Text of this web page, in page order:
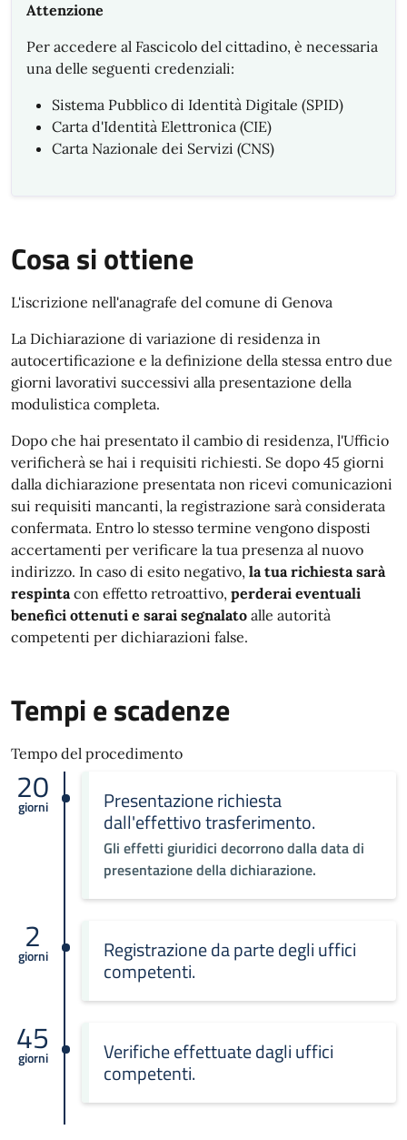
Attenzione
Per accedere al Fascicolo del cittadino, è necessaria
una delle seguenti credenziali:
Sistema Pubblico di Identità Digitale (SPID)
Carta d'Identità Elettronica (CIE)
Carta Nazionale dei Servizi (CNS)
Cosa si ottiene
L'iscrizione nell'anagrafe del comune di Genova
La Dichiarazione di variazione di residenza in
autocertificazione e la definizione della stessa entro due
giorni lavorativi successivi alla presentazione della
modulistica completa.
Dopo che hai presentato il cambio di residenza, l'Ufficio
verificherà se hai i requisiti richiesti. Se dopo 45 giorni
dalla dichiarazione presentata non ricevi comunicazioni
sui requisiti mancanti, la registrazione sarà considerata
confermata. Entro lo stesso termine vengono disposti
accertamenti per verificare la tua presenza al nuovo
indirizzo. In caso di esito negativo, la tua richiesta sarà
respintacon effetto retroattivo, perderai eventuali
benefici ottenuti e sarai segnalato alle autorità
competenti per dichiarazioni false.
Tempi e scadenze
Tempo del procedimento
20
giorni Presentazione richiesta
dall'effettivo trasferimento.
Gli effetti giuridici decorrono dalla data di
presentazione della dichiarazione.
2
giorni Registrazione da parte degli uffici
competenti.
45
giorni Verifiche effettuate dagli uffici
competenti.